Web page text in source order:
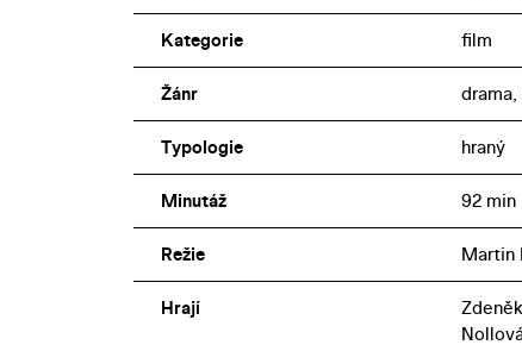
Kategorie film
Žánr
Typologie hraný
Minutáž 92 min
Režie Martin
Hrají